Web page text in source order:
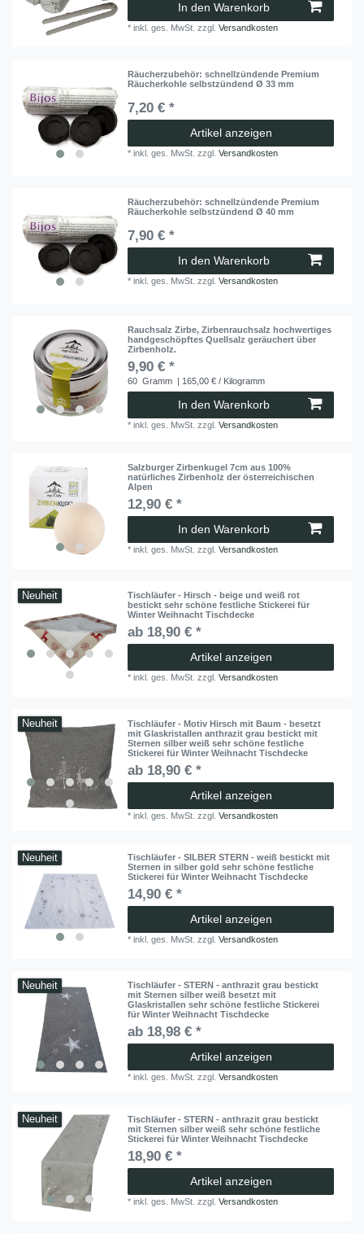
In den Warenkorb
*inkl. ges. MwSt. zzgl.Versandkosten
Räucherzubehör: schnellzündende Premium
Räucherkohle selbstzündend Ø 33 mm
7,20 € *
Artikel anzeigen
*inkl. ges. MwSt. zzgl.Versandkosten
Räucherzubehör: schnellzündende Premium
Räucherkohle selbstzündend Ø 40 mm
7,90 € *
In den Warenkorb
*inkl. ges. MwSt. zzgl.Versandkosten
Rauchsalz Zirbe, Zirbenrauchsalz hochwertiges
handgeschöpftes Quellsalz geräuchert über
Zirbenholz.
9,90 € *
60 Gramm | 165,00 € / Kilogramm
In den Warenkorb
*inkl. ges. MwSt. zzgl.Versandkosten
Salzburger Zirbenkugel 7cm aus 100%
natürliches Zirbenholz der österreichischen
Alpen
12,90 € *
In den Warenkorb
*inkl. ges. MwSt. zzgl.Versandkosten
Neuheit
Tischläufer - Hirsch - beige und weiß rot
bestickt sehr schöne festliche Stickerei für
Winter Weihnacht Tischdecke
ab 18,90 € *
Artikel anzeigen
*inkl. ges. MwSt. zzgl.Versandkosten
Neuheit
Tischläufer - Motiv Hirsch mit Baum - besetzt
mit Glaskristallen anthrazit grau bestickt mit
Sternen silber weiß sehr schöne festliche
Stickerei für Winter Weihnacht Tischdecke
ab 18,90 € *
Artikel anzeigen
*inkl. ges. MwSt. zzgl.Versandkosten
Neuheit
Tischläufer - SILBER STERN - weiß bestickt mit
Sternen in silber gold sehr schöne festliche
Stickerei für Winter Weihnacht Tischdecke
14,90 € *
Artikel anzeigen
*inkl. ges. MwSt. zzgl.Versandkosten
Neuheit
Tischläufer - STERN - anthrazit grau bestickt
mit Sternen silber weiß besetzt mit
Glaskristallen sehr schöne festliche Stickerei
für Winter Weihnacht Tischdecke
ab 18,98 € *
Artikel anzeigen
*inkl. ges. MwSt. zzgl.Versandkosten
Neuheit
Tischläufer - STERN - anthrazit grau bestickt
mit Sternen silber weiß sehr schöne festliche
Stickerei für Winter Weihnacht Tischdecke
18,90 € *
Artikel anzeigen
*inkl. ges. MwSt. zzgl.Versandkosten